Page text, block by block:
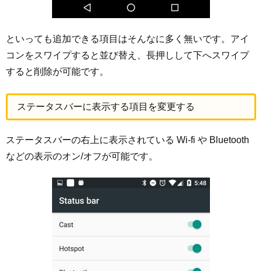
といっても追加できる項目はそんなに多く無いです。アイ
コンをスワイプすると並び替え、長押しして下へスワイプ
すると削除が可能です。
ステータスバーに表示する項目を変更する
ステータスバーの右上に表示されている Wi-fi や Bluetooth
などの表示のオン/オフが可能です。